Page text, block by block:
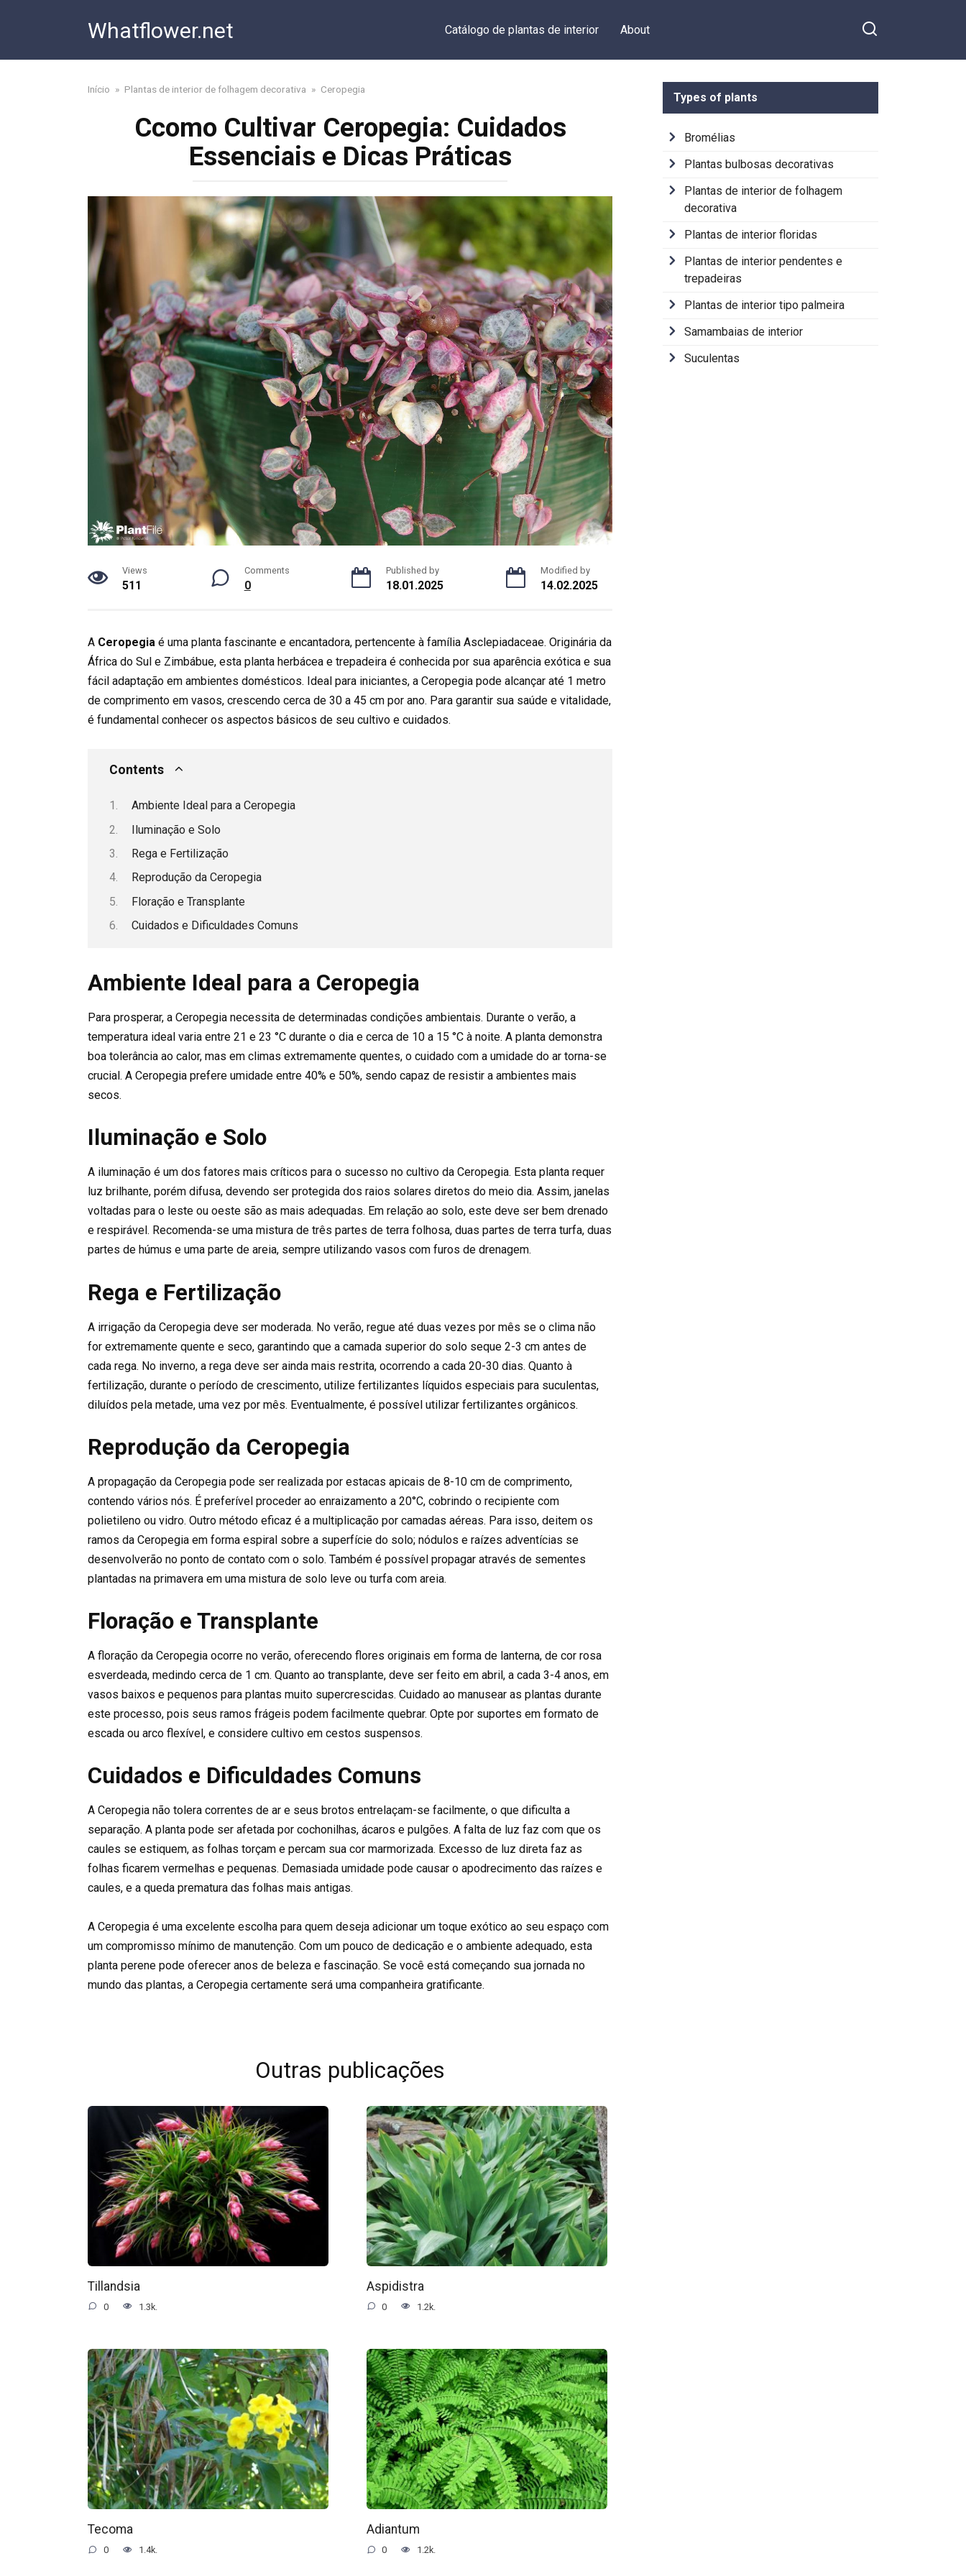
Whatflower.net Catálogo de plantas de interior About
Início » Plantas de interior de folhagem decorativa » Ceropegia
Ccomo Cultivar Ceropegia: Cuidados
Essenciais e Dicas Práticas
Views
511
Comments
0
Published by
18.01.2025
Modified by
14.02.2025
A Ceropegia é uma planta fascinante e encantadora, pertencente à família Asclepiadaceae. Originária da
África do Sul e Zimbábue, esta planta herbácea e trepadeira é conhecida por sua aparência exótica e sua
fácil adaptação em ambientes domésticos. Ideal para iniciantes, a Ceropegia pode alcançar até 1 metro
de comprimento em vasos, crescendo cerca de 30 a 45 cm por ano. Para garantir sua saúde e vitalidade,
é fundamental conhecer os aspectos básicos de seu cultivo e cuidados.
Contents
Ambiente Ideal para a Ceropegia
Iluminação e Solo
Rega e Fertilização
Reprodução da Ceropegia
Floração e Transplante
Cuidados e Dificuldades Comuns
Ambiente Ideal para a Ceropegia
Para prosperar, a Ceropegia necessita de determinadas condições ambientais. Durante o verão, a
temperatura ideal varia entre 21 e 23 °C durante o dia e cerca de 10 a 15 °C à noite. A planta demonstra
boa tolerância ao calor, mas em climas extremamente quentes, o cuidado com a umidade do ar torna-se
crucial. A Ceropegia prefere umidade entre 40% e 50%, sendo capaz de resistir a ambientes mais
secos.
Iluminação e Solo
A iluminação é um dos fatores mais críticos para o sucesso no cultivo da Ceropegia. Esta planta requer
luz brilhante, porém difusa, devendo ser protegida dos raios solares diretos do meio dia. Assim, janelas
voltadas para o leste ou oeste são as mais adequadas. Em relação ao solo, este deve ser bem drenado
e respirável. Recomenda-se uma mistura de três partes de terra folhosa, duas partes de terra turfa, duas
partes de húmus e uma parte de areia, sempre utilizando vasos com furos de drenagem.
Rega e Fertilização
A irrigação da Ceropegia deve ser moderada. No verão, regue até duas vezes por mês se o clima não
for extremamente quente e seco, garantindo que a camada superior do solo seque 2-3 cm antes de
cada rega. No inverno, a rega deve ser ainda mais restrita, ocorrendo a cada 20-30 dias. Quanto à
fertilização, durante o período de crescimento, utilize fertilizantes líquidos especiais para suculentas,
diluídos pela metade, uma vez por mês. Eventualmente, é possível utilizar fertilizantes orgânicos.
Reprodução da Ceropegia
A propagação da Ceropegia pode ser realizada por estacas apicais de 8-10 cm de comprimento,
contendo vários nós. É preferível proceder ao enraizamento a 20°C, cobrindo o recipiente com
polietileno ou vidro. Outro método eficaz é a multiplicação por camadas aéreas. Para isso, deitem os
ramos da Ceropegia em forma espiral sobre a superfície do solo; nódulos e raízes adventícias se
desenvolverão no ponto de contato com o solo. Também é possível propagar através de sementes
plantadas na primavera em uma mistura de solo leve ou turfa com areia.
Floração e Transplante
A floração da Ceropegia ocorre no verão, oferecendo flores originais em forma de lanterna, de cor rosa
esverdeada, medindo cerca de 1 cm. Quanto ao transplante, deve ser feito em abril, a cada 3-4 anos, em
vasos baixos e pequenos para plantas muito supercrescidas. Cuidado ao manusear as plantas durante
este processo, pois seus ramos frágeis podem facilmente quebrar. Opte por suportes em formato de
escada ou arco flexível, e considere cultivo em cestos suspensos.
Cuidados e Dificuldades Comuns
A Ceropegia não tolera correntes de ar e seus brotos entrelaçam-se facilmente, o que dificulta a
separação. A planta pode ser afetada por cochonilhas, ácaros e pulgões. A falta de luz faz com que os
caules se estiquem, as folhas torçam e percam sua cor marmorizada. Excesso de luz direta faz as
folhas ficarem vermelhas e pequenas. Demasiada umidade pode causar o apodrecimento das raízes e
caules, e a queda prematura das folhas mais antigas.
A Ceropegia é uma excelente escolha para quem deseja adicionar um toque exótico ao seu espaço com
um compromisso mínimo de manutenção. Com um pouco de dedicação e o ambiente adequado, esta
planta perene pode oferecer anos de beleza e fascinação. Se você está começando sua jornada no
mundo das plantas, a Ceropegia certamente será uma companheira gratificante.
Outras publicações
Tillandsia
0 1.3k.
Aspidistra
0 1.2k.
Tecoma
0 1.4k.
Adiantum
0 1.2k.
Types of plants
Bromélias
Plantas bulbosas decorativas
Plantas de interior de folhagem
decorativa
Plantas de interior floridas
Plantas de interior pendentes e
trepadeiras
Plantas de interior tipo palmeira
Samambaias de interior
Suculentas